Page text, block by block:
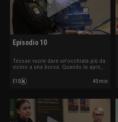
Episodio 10
Tessan vuole dare un'occhiata più da
vicino a una borsa. Quando la apre,
E10 40 min